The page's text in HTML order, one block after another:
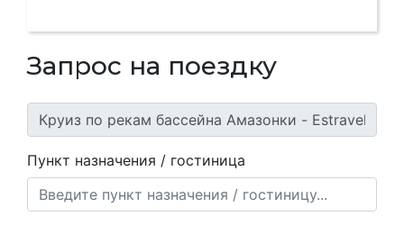
Запрос на поездку
Пункт назначения / гостиница